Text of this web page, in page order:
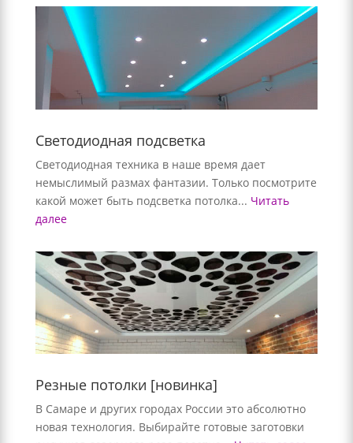
Светодиодная подсветка
Светодиодная техника в наше время дает
немыслимый размах фантазии. Только посмотрите
какой может быть подсветка потолка... Читать
далее
Резные потолки [новинка]
В Самаре и других городах России это абсолютно
новая технология. Выбирайте готовые заготовки